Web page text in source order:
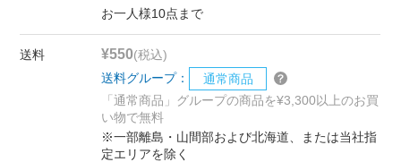
お一人様10点まで
送料 ¥550(税込)
送料グループ：
通常商品
「通常商品」グループの商品を¥3,300以上のお買
い物で無料
※一部離島・山間部および北海道、または当社指
定エリアを除く